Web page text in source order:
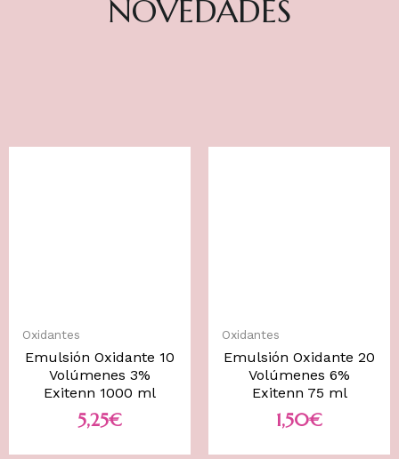
NOVEDADES
Oxidantes
Emulsión Oxidante 10
Volúmenes 3%
Exitenn 1000 ml
5,25€
Oxidantes
Emulsión Oxidante 20
Volúmenes 6%
Exitenn 75 ml
1,50€